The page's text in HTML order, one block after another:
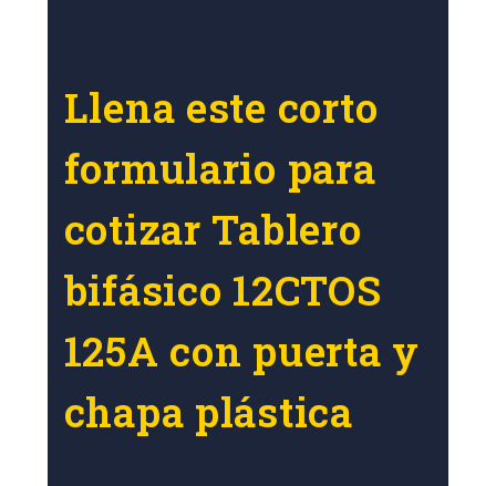
Llena este corto
formulario para
cotizar Tablero
bifásico 12CTOS
125A con puerta y
chapa plástica